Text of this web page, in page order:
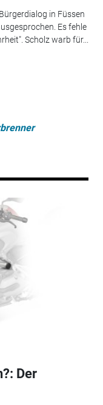
in Füssen
Es fehle
Scholz warb für...
Der